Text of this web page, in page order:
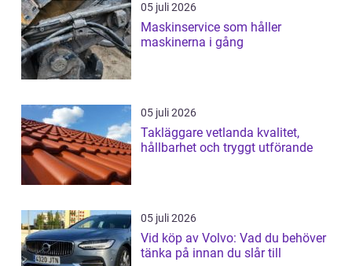
05 juli 2026
Maskinservice som håller
maskinerna i gång
05 juli 2026
Takläggare vetlanda kvalitet,
hållbarhet och tryggt utförande
05 juli 2026
Vid köp av Volvo: Vad du behöver
tänka på innan du slår till